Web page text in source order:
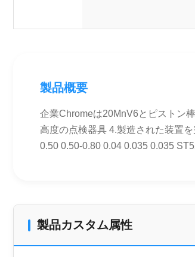
製品概要
企業Chromeは20MnV6とピストン
高度の点検器具 4.製造された装置
0.50 0.50-0.80 0.04 0.035 0.035
製品カスタム属性